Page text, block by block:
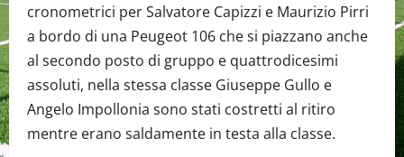
cronometrici per Salvatore Capizzi e Maurizio Pirri
a bordo di una Peugeot 106 che si piazzano anche
al secondo posto di gruppo e quattrodicesimi
assoluti, nella stessa classe Giuseppe Gullo e
Angelo Impollonia sono stati costretti al ritiro
mentre erano saldamente in testa alla classe.